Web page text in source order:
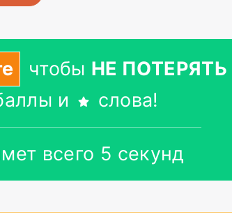
чтобы НЕ ПОТЕРЯТЬ
и
слова!
всего 5 секунд